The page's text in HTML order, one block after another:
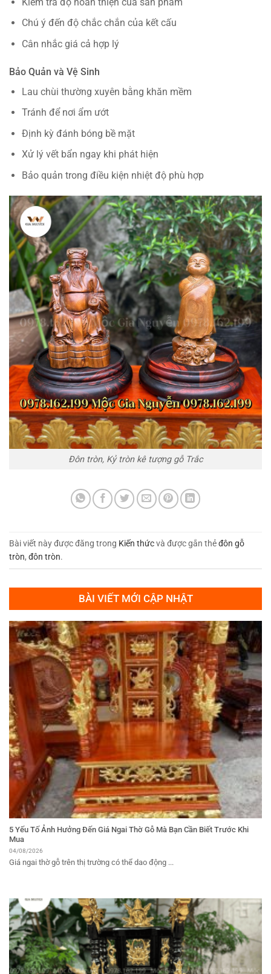
Chú ý đến độ chắc chắn của kết cấu
Cân nhắc giá cả hợp lý
Bảo Quản và Vệ Sinh
Lau chùi thường xuyên bằng khăn mềm
Tránh để nơi ẩm ướt
Định kỳ đánh bóng bề mặt
Xử lý vết bẩn ngay khi phát hiện
Bảo quản trong điều kiện nhiệt độ phù hợp
Đôn tròn, Kỷ tròn kê tượng gỗ Trắc
Bài viết này được đăng trong Kiến thứcvà được gắn thẻđôn gỗ
tròn, đôn tròn.
BÀI VIẾT MỚI CẬP NHẬT
5 Yếu Tố Ảnh Hưởng Đến Giá Ngai Thờ Gỗ Mà Bạn Cần Biết Trước Khi
Mua
04/08/2026
Giá ngai thờ gỗ trên thị trường có thể dao động ...